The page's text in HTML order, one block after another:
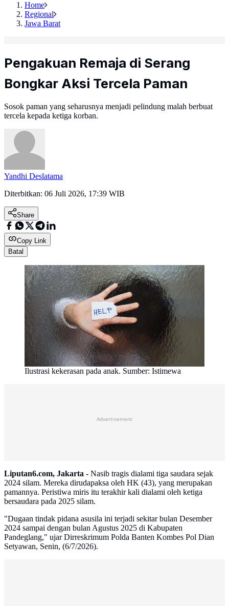
Home
Regional
Jawa Barat
Pengakuan Remaja di Serang
Bongkar Aksi Tercela Paman
Sosok paman yang seharusnya menjadi pelindung malah berbuat
tercela kepada ketiga korban.
Yandhi Deslatama
Diterbitkan: 06 Juli 2026, 17:39 WIB
Share
Copy Link
Batal
Ilustrasi kekerasan pada anak. Sumber: Istimewa
Advertisement
Liputan6.com, Jakarta - Nasib tragis dialami tiga saudara sejak
2024 silam. Mereka dirudapaksa oleh HK (43), yang merupakan
pamannya. Peristiwa miris itu terakhir kali dialami oleh ketiga
bersaudara pada 2025 silam.
"Dugaan tindak pidana asusila ini terjadi sekitar bulan Desember
2024 sampai dengan bulan Agustus 2025 di Kabupaten
Pandeglang," ujar Dirreskrimum Polda Banten Kombes Pol Dian
Setyawan, Senin, (6/7/2026).